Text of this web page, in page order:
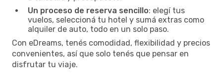
Un proceso de reserva sencillo: elegí tus
vuelos, seleccioná tu hotel y sumá extras como
alquiler de auto, todo en un solo paso.
Con eDreams, tenés comodidad, flexibilidad y precios
convenientes, así que solo tenés que pensar en
disfrutar tu viaje.